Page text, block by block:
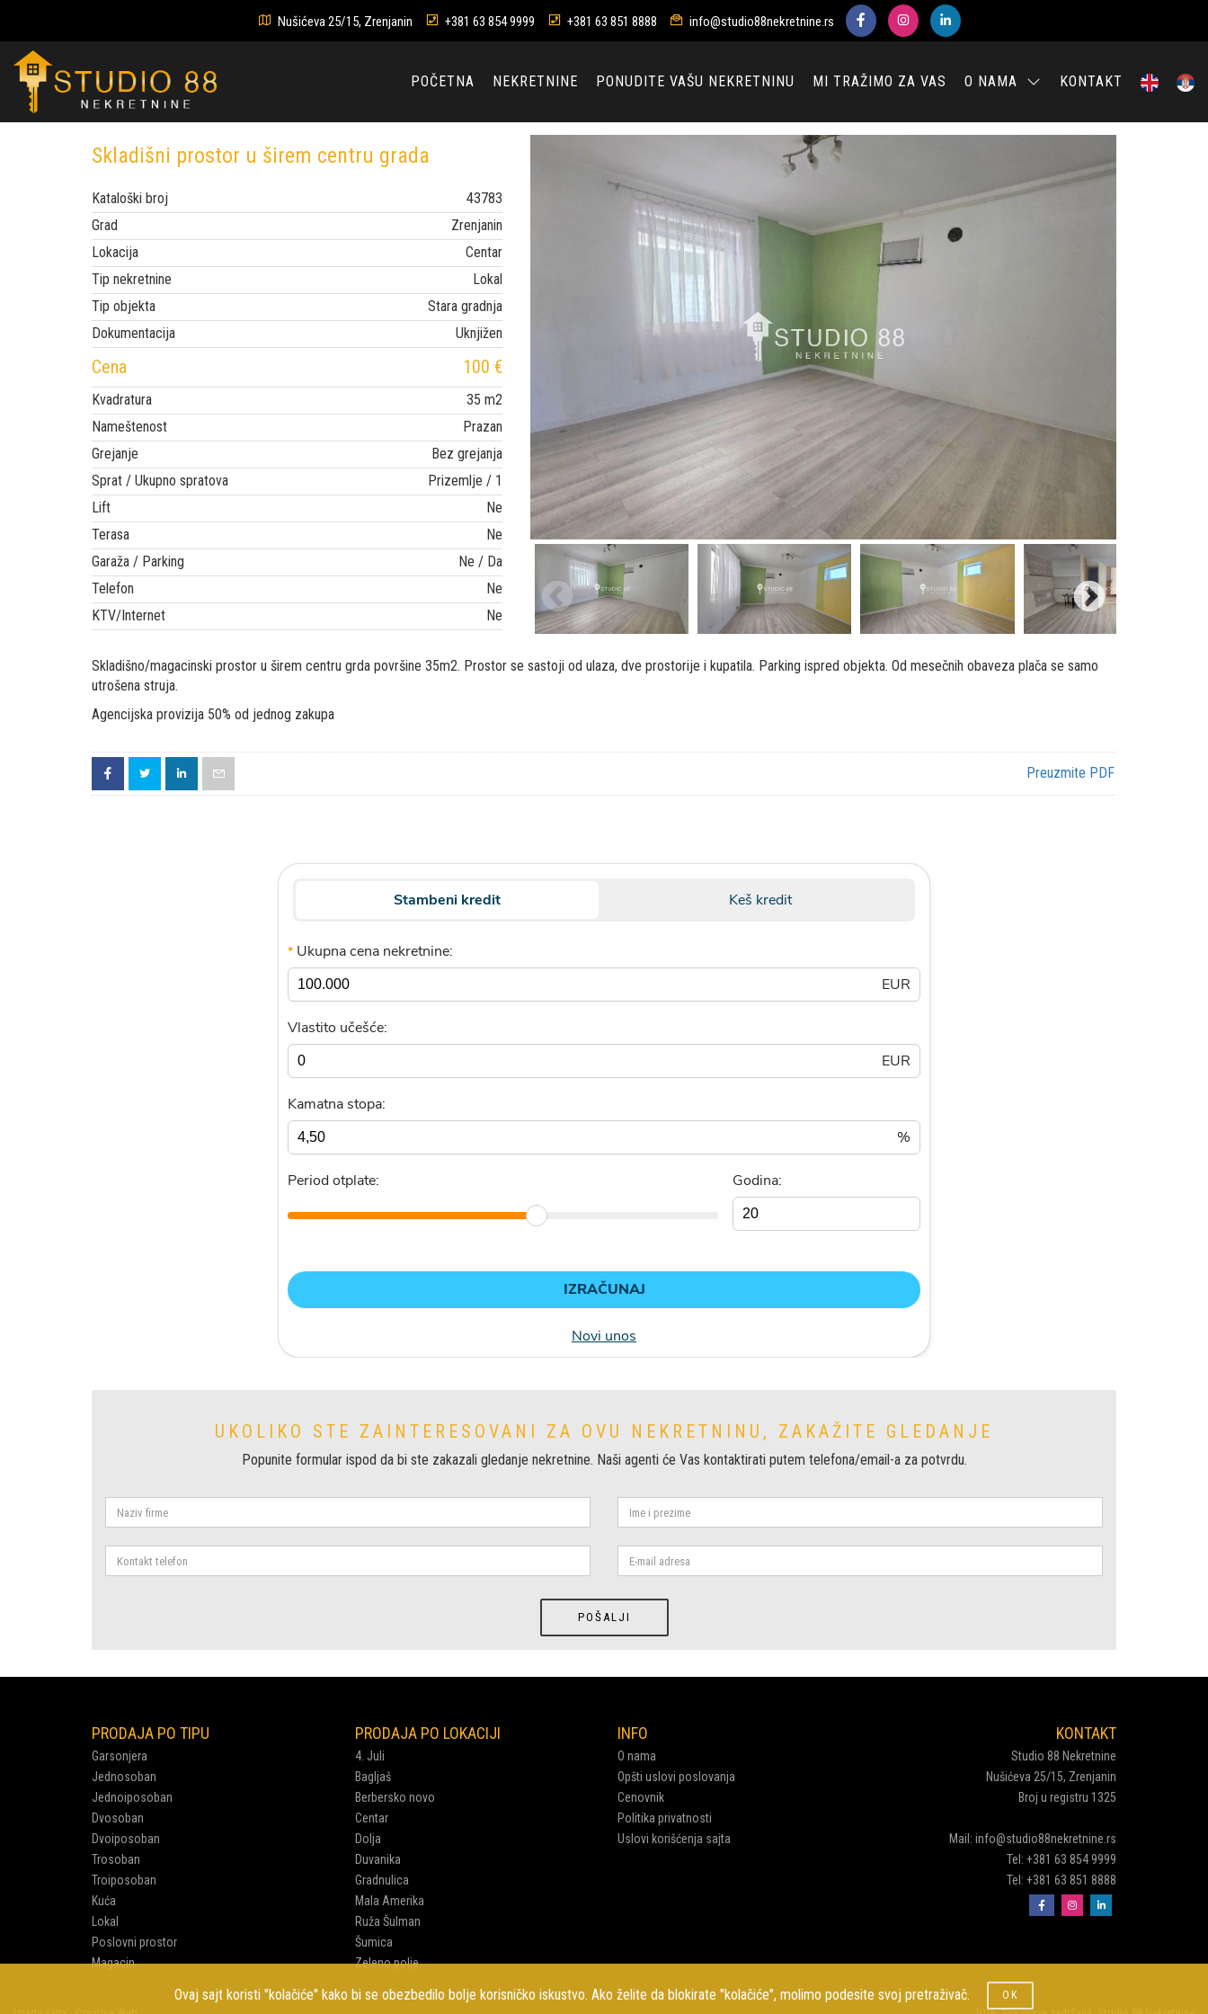
Nušićeva 25/15, Zrenjanin +381 63 854 9999 +381 63 851 8888 info@studio88nekretnine.rs
POČETNA NEKRETNINE PONUDITE VAŠU NEKRETNINU MI TRAŽIMO ZA VAS O NAMA KONTAKT
Skladišni prostor u širem centru grada
Kataloški broj
43783
Grad
Zrenjanin
Lokacija
Centar
Tip nekretnine
Lokal
Tip objekta
Stara gradnja
Dokumentacija
Uknjižen
Cena 100 €
Kvadratura
35 m2
Nameštenost
Prazan
Grejanje
Bez grejanja
Sprat / Ukupno spratova
Prizemlje / 1
Lift
Ne
Terasa
Ne
Garaža / Parking
Ne / Da
Telefon
Ne
KTV/Internet
Ne
Skladišno/magacinski prostor u širem centru grda površine 35m2. Prostor se sastoji od ulaza, dve prostorije i kupatila. Parking ispred objekta. Od mesečnih obaveza plača se samo
utrošena struja.
Agencijska provizija 50% od jednog zakupa
Preuzmite PDF
UKOLIKO STE ZAINTERESOVANI ZA OVU NEKRETNINU, ZAKAŽITE GLEDANJE
Popunite formular ispod da bi ste zakazali gledanje nekretnine. Naši agenti će Vas kontaktirati putem telefona/email-a za potvrdu.
PRODAJA PO TIPU
Garsonjera
Jednosoban
Jednoiposoban
Dvosoban
Dvoiposoban
Trosoban
Troiposoban
Kuća
Lokal
Poslovni prostor
Magacin
PRODAJA PO LOKACIJI
4. Juli
Bagljaš
Berbersko novo
Centar
Dolja
Duvanika
Gradnulica
Mala Amerika
Ruža Šulman
Šumica
Zeleno polje
INFO
O nama
Opšti uslovi poslovanja
Cenovnik
Politika privatnosti
Uslovi korišćenja sajta
KONTAKT
Studio 88 Nekretnine
Nušićeva 25/15, Zrenjanin
Broj u registru 1325
Mail: info@studio88nekretnine.rs
Tel: +381 63 854 9999
Tel: +381 63 851 8888
Ovaj sajt koristi "kolačiće" kako bi se obezbedilo bolje korisničko iskustvo. Ako želite da blokirate "kolačiće", molimo podesite svoj pretraživač. OK